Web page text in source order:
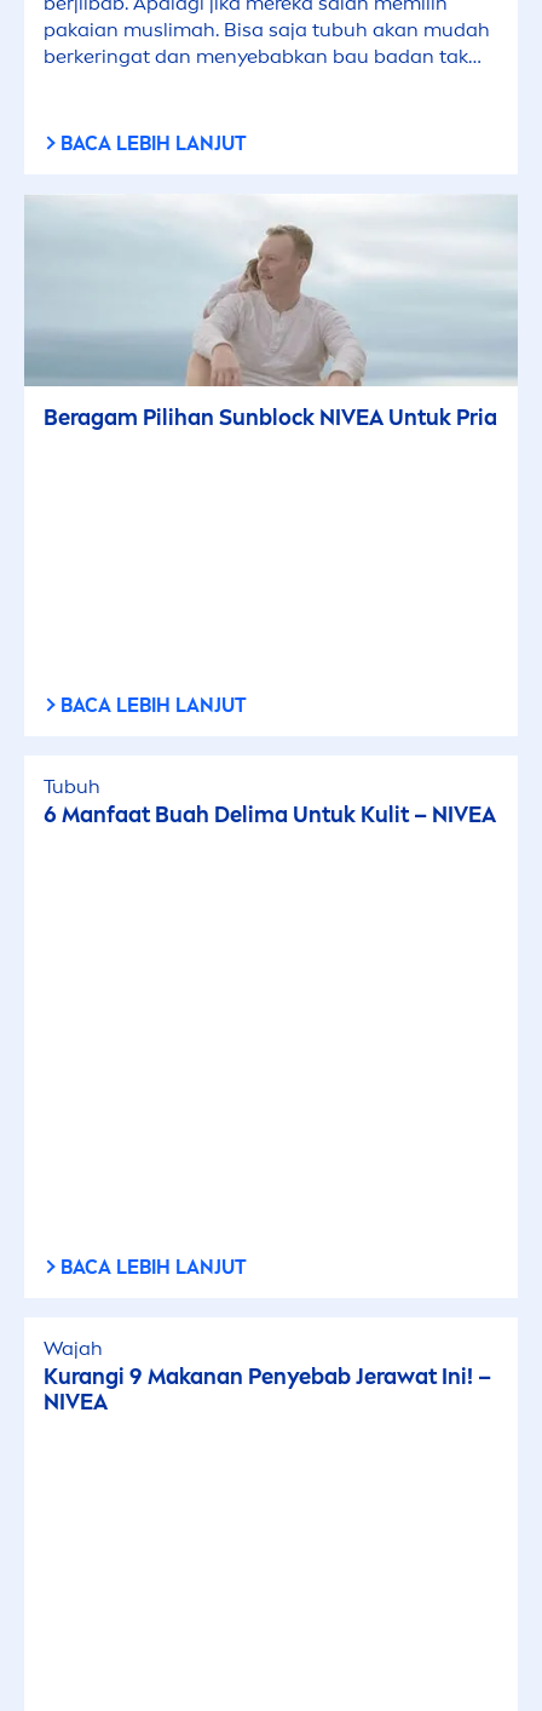
pakaian muslimah. Bisa saja tubuh akan mudah
berkeringat dan menyebabkan bau badan tak
efektif.
BACA LEBIH LANJUT
Beragam Pilihan Sunblock NIVEA Untuk Pria
BACA LEBIH LANJUT
Tubuh
6 Manfaat Buah Delima Untuk Kulit – NIVEA
BACA LEBIH LANJUT
Wajah
Kurangi 9 Makanan Penyebab Jerawat Ini! –
NIVEA